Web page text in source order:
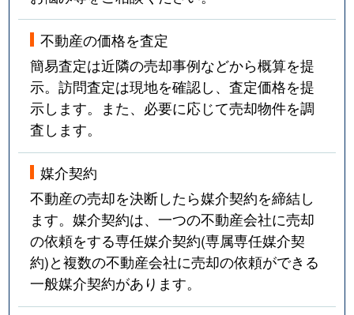
不動産の価格を査定
簡易査定は近隣の売却事例などから概算を提
示。訪問査定は現地を確認し、査定価格を提
示します。また、必要に応じて売却物件を調
査します。
媒介契約
不動産の売却を決断したら媒介契約を締結し
ます。媒介契約は、一つの不動産会社に売却
の依頼をする専任媒介契約(専属専任媒介契
約)と複数の不動産会社に売却の依頼ができる
一般媒介契約があります。